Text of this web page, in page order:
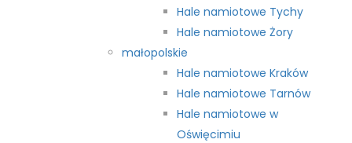
Hale namiotowe Tychy
Hale namiotowe Żory
małopolskie
Hale namiotowe Kraków
Hale namiotowe Tarnów
Hale namiotowe w
Oświęcimiu